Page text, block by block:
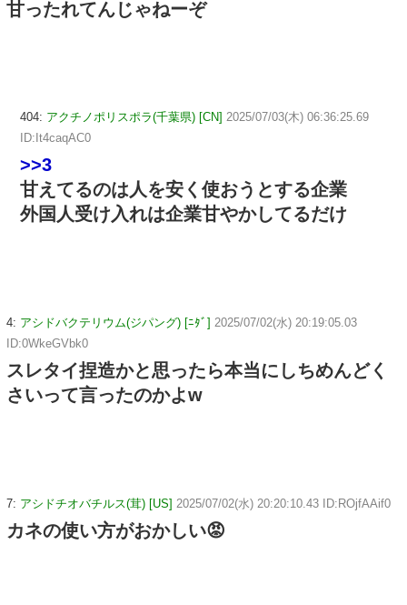
甘ったれてんじゃねーぞ
404: アクチノポリスポラ(千葉県) [CN] 2025/07/03(木) 06:36:25.69
ID:It4caqAC0
>>3
甘えてるのは人を安く使おうとする企業
外国人受け入れは企業甘やかしてるだけ
4: アシドバクテリウム(ジパング) [ﾆﾀﾞ] 2025/07/02(水) 20:19:05.03
ID:0WkeGVbk0
スレタイ捏造かと思ったら本当にしちめんどく
さいって言ったのかよw
7: アシドチオバチルス(茸) [US] 2025/07/02(水) 20:20:10.43 ID:ROjfAAif0
カネの使い方がおかしい😡